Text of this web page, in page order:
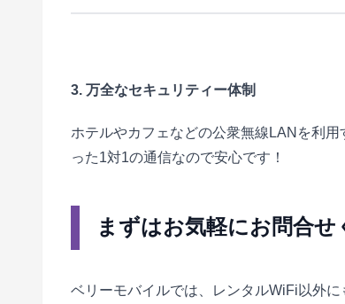
3. 万全なセキュリティー体制
ホテルやカフェなどの公衆無線LANを利
った1対1の通信なので安心です！
まずはお気軽にお問合せ
ベリーモバイルでは、レンタルWiFi以外